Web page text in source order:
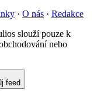
· O nás · Redakce
slouží pouze k
nebo
feed